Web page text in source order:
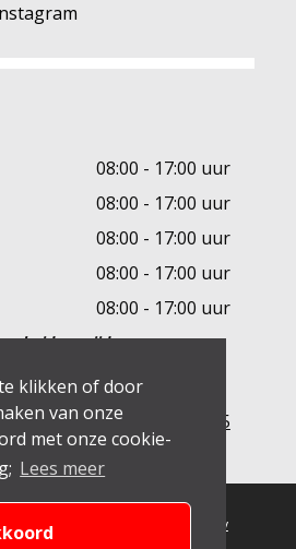
klikken of door
van onze
met onze cookie-
Lees meer
08:00 - 17:00 uur
08:00 - 17:00 uur
08:00 - 17:00 uur
08:00 - 17:00 uur
08:00 - 17:00 uur
op vrijdag:
010 - 455 21 55
| Website by
The Dare Company